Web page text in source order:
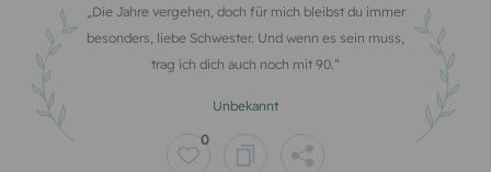
Die Jahre vergehen, doch für mich bleibst du immer
besonders, liebe Schwester. Und wenn es sein muss,
trag ich dich auch noch mit 90.
Unbekannt
0